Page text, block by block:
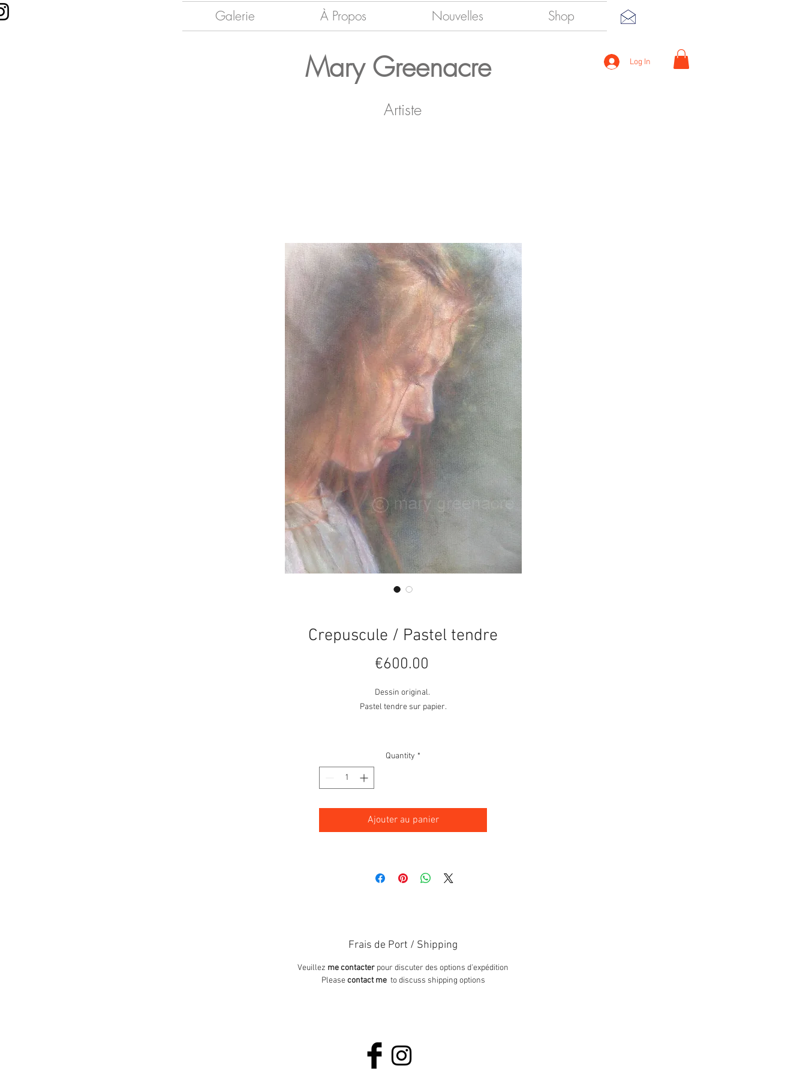
Galerie À Propos Nouvelles Shop
Log In
Mary Greenacre
Artiste
Crepuscule / Pastel tendre
€600.00
Dessin original.
Pastel tendre sur papier.
Soft pastel on paper.
SIRET: 82073309500013
Quantity *
Ajouter au panier
Frais de Port / Shipping
Veuillez me contacter pour discuter des options d'expédition
Pleasecontact me to discuss shipping options